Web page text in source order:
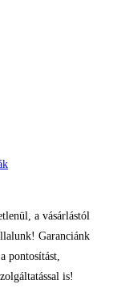
a vásárlástól
Garanciánk
pontosítást,
is!